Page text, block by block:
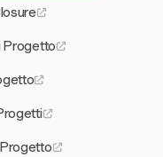
Progetto